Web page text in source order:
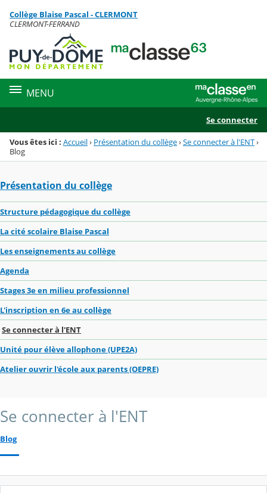
Menu de la rubrique
Contenu
Collège Blaise Pascal - CLERMONT
CLERMONT-FERRAND
MENU
Se connecter
Vous êtes ici : Accueil› Présentation du collège›Se connecter à l'ENT›
Blog
Présentation du collège
Structure pédagogique du collège
La cité scolaire Blaise Pascal
Les enseignements au collège
Agenda
Stages 3e en milieu professionnel
L'inscription en 6e au collège
Se connecter à l'ENT
Unité pour élève allophone (UPE2A)
Atelier ouvrir l'école aux parents (OEPRE)
Se connecter à l'ENT
Blog